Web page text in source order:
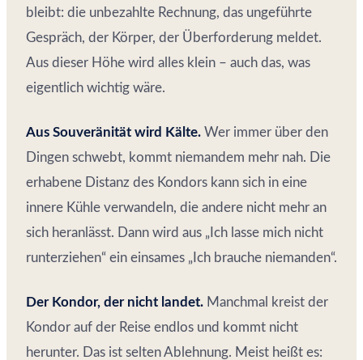
bleibt: die unbezahlte Rechnung, das ungeführte
Gespräch, der Körper, der Überforderung meldet.
Aus dieser Höhe wird alles klein – auch das, was
eigentlich wichtig wäre.
Aus Souveränität wird Kälte. Wer immer über den
Dingen schwebt, kommt niemandem mehr nah. Die
erhabene Distanz des Kondors kann sich in eine
innere Kühle verwandeln, die andere nicht mehr an
sich heranlässt. Dann wird aus „Ich lasse mich nicht
runterziehen“ ein einsames „Ich brauche niemanden“.
Der Kondor, der nicht landet. Manchmal kreist der
Kondor auf der Reise endlos und kommt nicht
herunter. Das ist selten Ablehnung. Meist heißt es: